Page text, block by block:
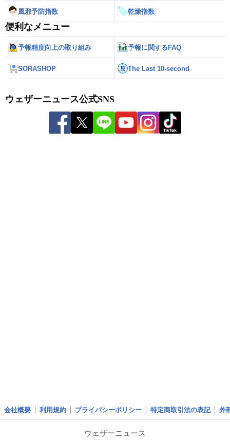
風邪予防指数 乾燥指数
便利なメニュー
予報精度向上の取り組み 予報に関するFAQ
SORASHOP The Last 10-second
ウェザーニュース公式SNS
会社概要 利用規約 プライバシーポリシー 特定商取引法の表記 外
ウェザーニュース